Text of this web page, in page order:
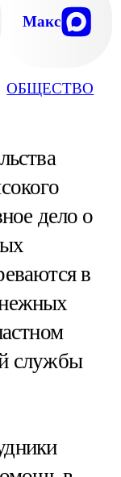
ОБЩЕСТВО
Макс
дело о
в
службы